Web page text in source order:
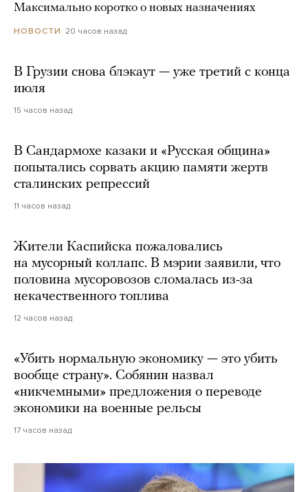
Максимально коротко о новых назначениях
НОВОСТИ 20 часов назад
В Грузии снова блэкаут — уже третий с конца
июля
15 часов назад
В Сандармохе казаки и «Русская община»
попытались сорвать акцию памяти жертв
сталинских репрессий
11 часов назад
Жители Каспийска пожаловались
на мусорный коллапс. В мэрии заявили, что
половина мусоровозов сломалась из-за
некачественного топлива
12 часов назад
«Убить нормальную экономику — это убить
вообще страну». Собянин назвал
«никчемными» предложения о переводе
экономики на военные рельсы
17 часов назад